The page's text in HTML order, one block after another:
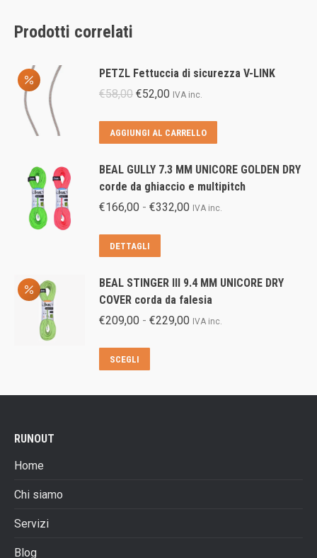
Prodotti correlati
PETZL Fettuccia di sicurezza V-LINK
€58,00 Il
originale
era:
€52,00 Il
attuale
è:
IVA inc.
AGGIUNGI AL CARRELLO
BEAL GULLY 7.3 MM UNICORE GOLDEN DRY
corde da ghiaccio e multipitch
€166,00 - €332,00 Fascia
a
€332,00
IVA inc.
DETTAGLI
prodotto
ha
più
Le
scelte
BEAL STINGER III 9.4 MM UNICORE DRY
COVER corda da falesia
€209,00 - €229,00 Fascia
IVA inc.
SCEGLI
prodotto
RUNOUT
Home
Chi siamo
Servizi
Blog